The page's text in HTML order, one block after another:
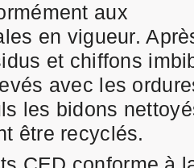
aux
en vigueur.
et chiffons
avec les
les bidons
être recyclés.